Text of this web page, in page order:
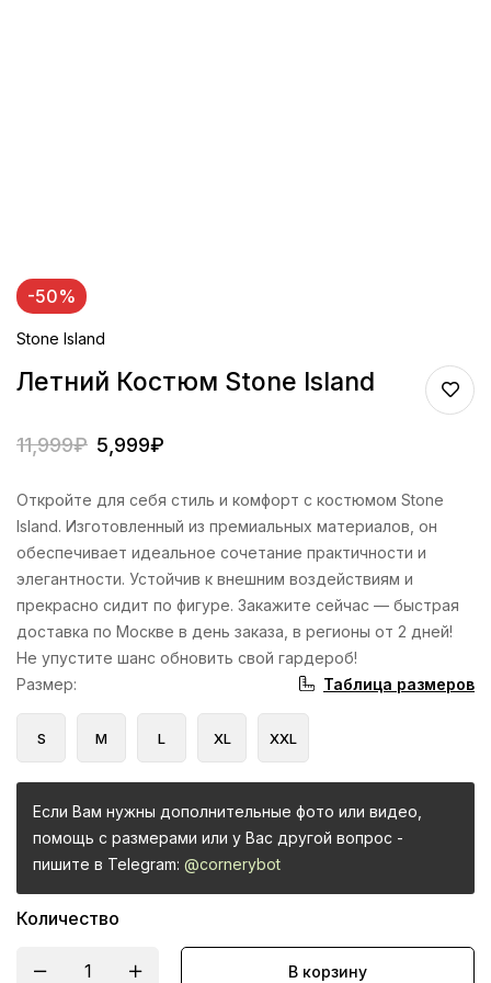
-50%
Stone Island
Летний Костюм Stone Island
11,999₽ 5,999₽
Откройте для себя стиль и комфорт с костюмом Stone
Island. Изготовленный из премиальных материалов, он
обеспечивает идеальное сочетание практичности и
элегантности. Устойчив к внешним воздействиям и
прекрасно сидит по фигуре. Закажите сейчас — быстрая
доставка по Москве в день заказа, в регионы от 2 дней!
Не упустите шанс обновить свой гардероб!
Размер: Таблица размеров
S M L XL XXL
Если Вам нужны дополнительные фото или видео,
помощь с размерами или у Вас другой вопрос -
пишите в Telegram: @cornerybot
Количество
В корзину